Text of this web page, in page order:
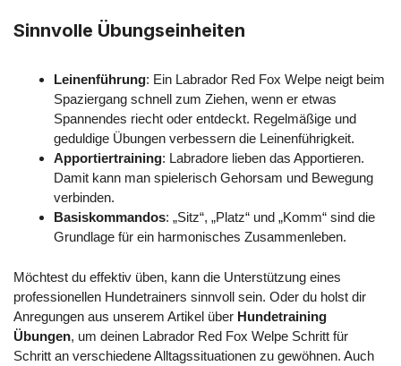
Sinnvolle Übungseinheiten
Leinenführung: Ein Labrador Red Fox Welpe neigt beim
Spaziergang schnell zum Ziehen, wenn er etwas
Spannendes riecht oder entdeckt. Regelmäßige und
geduldige Übungen verbessern die Leinenführigkeit.
Apportiertraining: Labradore lieben das Apportieren.
Damit kann man spielerisch Gehorsam und Bewegung
verbinden.
Basiskommandos: „Sitz“, „Platz“ und „Komm“ sind die
Grundlage für ein harmonisches Zusammenleben.
Möchtest du effektiv üben, kann die Unterstützung eines
professionellen Hundetrainers sinnvoll sein. Oder du holst dir
Anregungen aus unserem Artikel über Hundetraining
Übungen, um deinen Labrador Red Fox Welpe Schritt für
Schritt an verschiedene Alltagssituationen zu gewöhnen. Auch